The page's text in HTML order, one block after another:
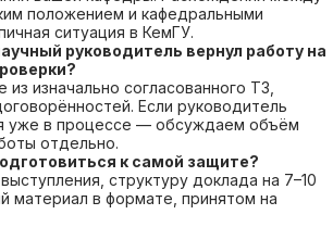
положением и кафедральными
ситуация в КемГУ.
руководитель вернул работу на
изначально согласованного ТЗ,
Если руководитель
уже в процессе — обсуждаем объём
отдельно.
к самой защите?
структуру доклада на 7–10
материал в формате, принятом на